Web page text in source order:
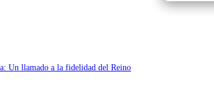
Un llamado a la fidelidad del Reino